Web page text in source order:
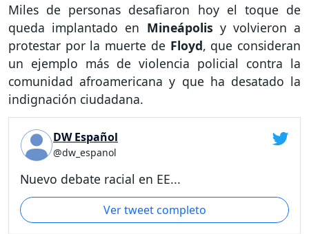
Miles de personas desafiaron hoy el toque de
queda implantado en Mineápolis y volvieron a
protestar por la muerte de Floyd, que consideran
un ejemplo más de violencia policial contra la
comunidad afroamericana y que ha desatado la
indignación ciudadana.
DW Español
@dw_espanol
Nuevo debate racial en EE...
Ver tweet completo